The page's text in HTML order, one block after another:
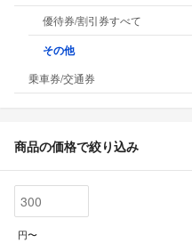
優待券/割引券すべて
その他
乗車券/交通券
商品の価格で絞り込み
円〜